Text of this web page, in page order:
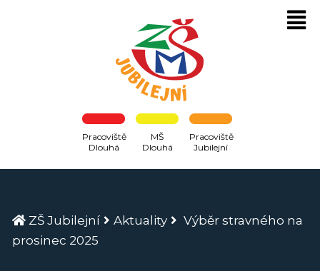
Pracoviště
Dlouhá
MŠ
Dlouhá
Pracoviště
Jubilejní
ZŠ Jubilejní Aktuality
Výběr stravného na
prosinec 2025